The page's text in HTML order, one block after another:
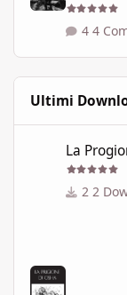
4
Ultimi
La
2